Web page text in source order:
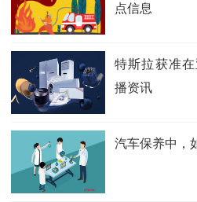
点信息
特斯拉获准
播资讯
汽车保养中，